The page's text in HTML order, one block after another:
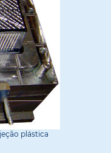
plástica